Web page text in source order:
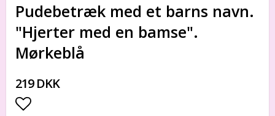
Pudebetræk med et barns navn.
"Hjerter med en bamse".
Mørkeblå
219 DKK